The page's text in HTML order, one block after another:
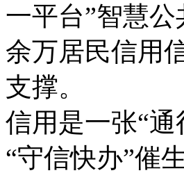
一平台”智慧
余万居民信用
支撑。
信用是一张“通
“守信快办”催